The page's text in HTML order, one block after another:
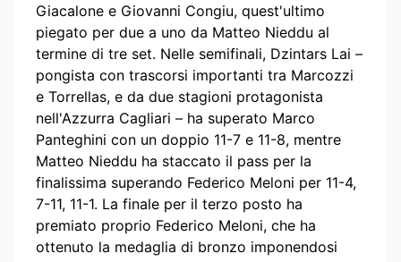
Giacalone e Giovanni Congiu, quest'ultimo
piegato per due a uno da Matteo Nieddu al
termine di tre set. Nelle semifinali, Dzintars Lai –
pongista con trascorsi importanti tra Marcozzi
e Torrellas, e da due stagioni protagonista
nell'Azzurra Cagliari – ha superato Marco
Panteghini con un doppio 11-7 e 11-8, mentre
Matteo Nieddu ha staccato il pass per la
finalissima superando Federico Meloni per 11-4,
7-11, 11-1. La finale per il terzo posto ha
premiato proprio Federico Meloni, che ha
ottenuto la medaglia di bronzo imponendosi